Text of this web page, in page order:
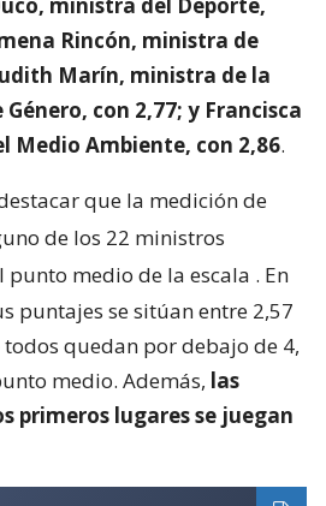
ministra del Deporte,
Rincón, ministra de
Marín, ministra de la
con 2,77; y Francisca
Medio Ambiente, con 2,86.
que la medición de
de los 22 ministros
punto medio de la escala . En
puntajes se sitúan entre 2,57
quedan por debajo de 4,
medio. Además, las
primeros lugares se juegan